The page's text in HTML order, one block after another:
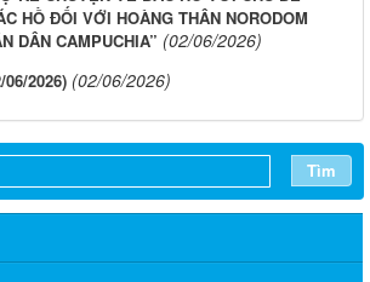
HỒ ĐỐI VỚI HOÀNG THÂN NORODOM
DÂN CAMPUCHIA” (02/06/2026)
06/2026) (02/06/2026)
Tìm